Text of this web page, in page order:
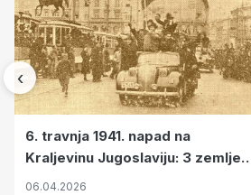
‹
6. travnja 1941. napad na
Kraljevinu Jugoslaviju: 3 zemlje
nastale njenim raspadom
06.04.2026